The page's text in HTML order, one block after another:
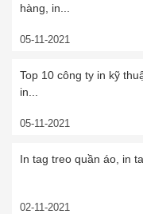
hàng, in...
05-11-2021
Top 10 công ty in kỹ
in...
05-11-2021
In tag treo quần áo, in
02-11-2021